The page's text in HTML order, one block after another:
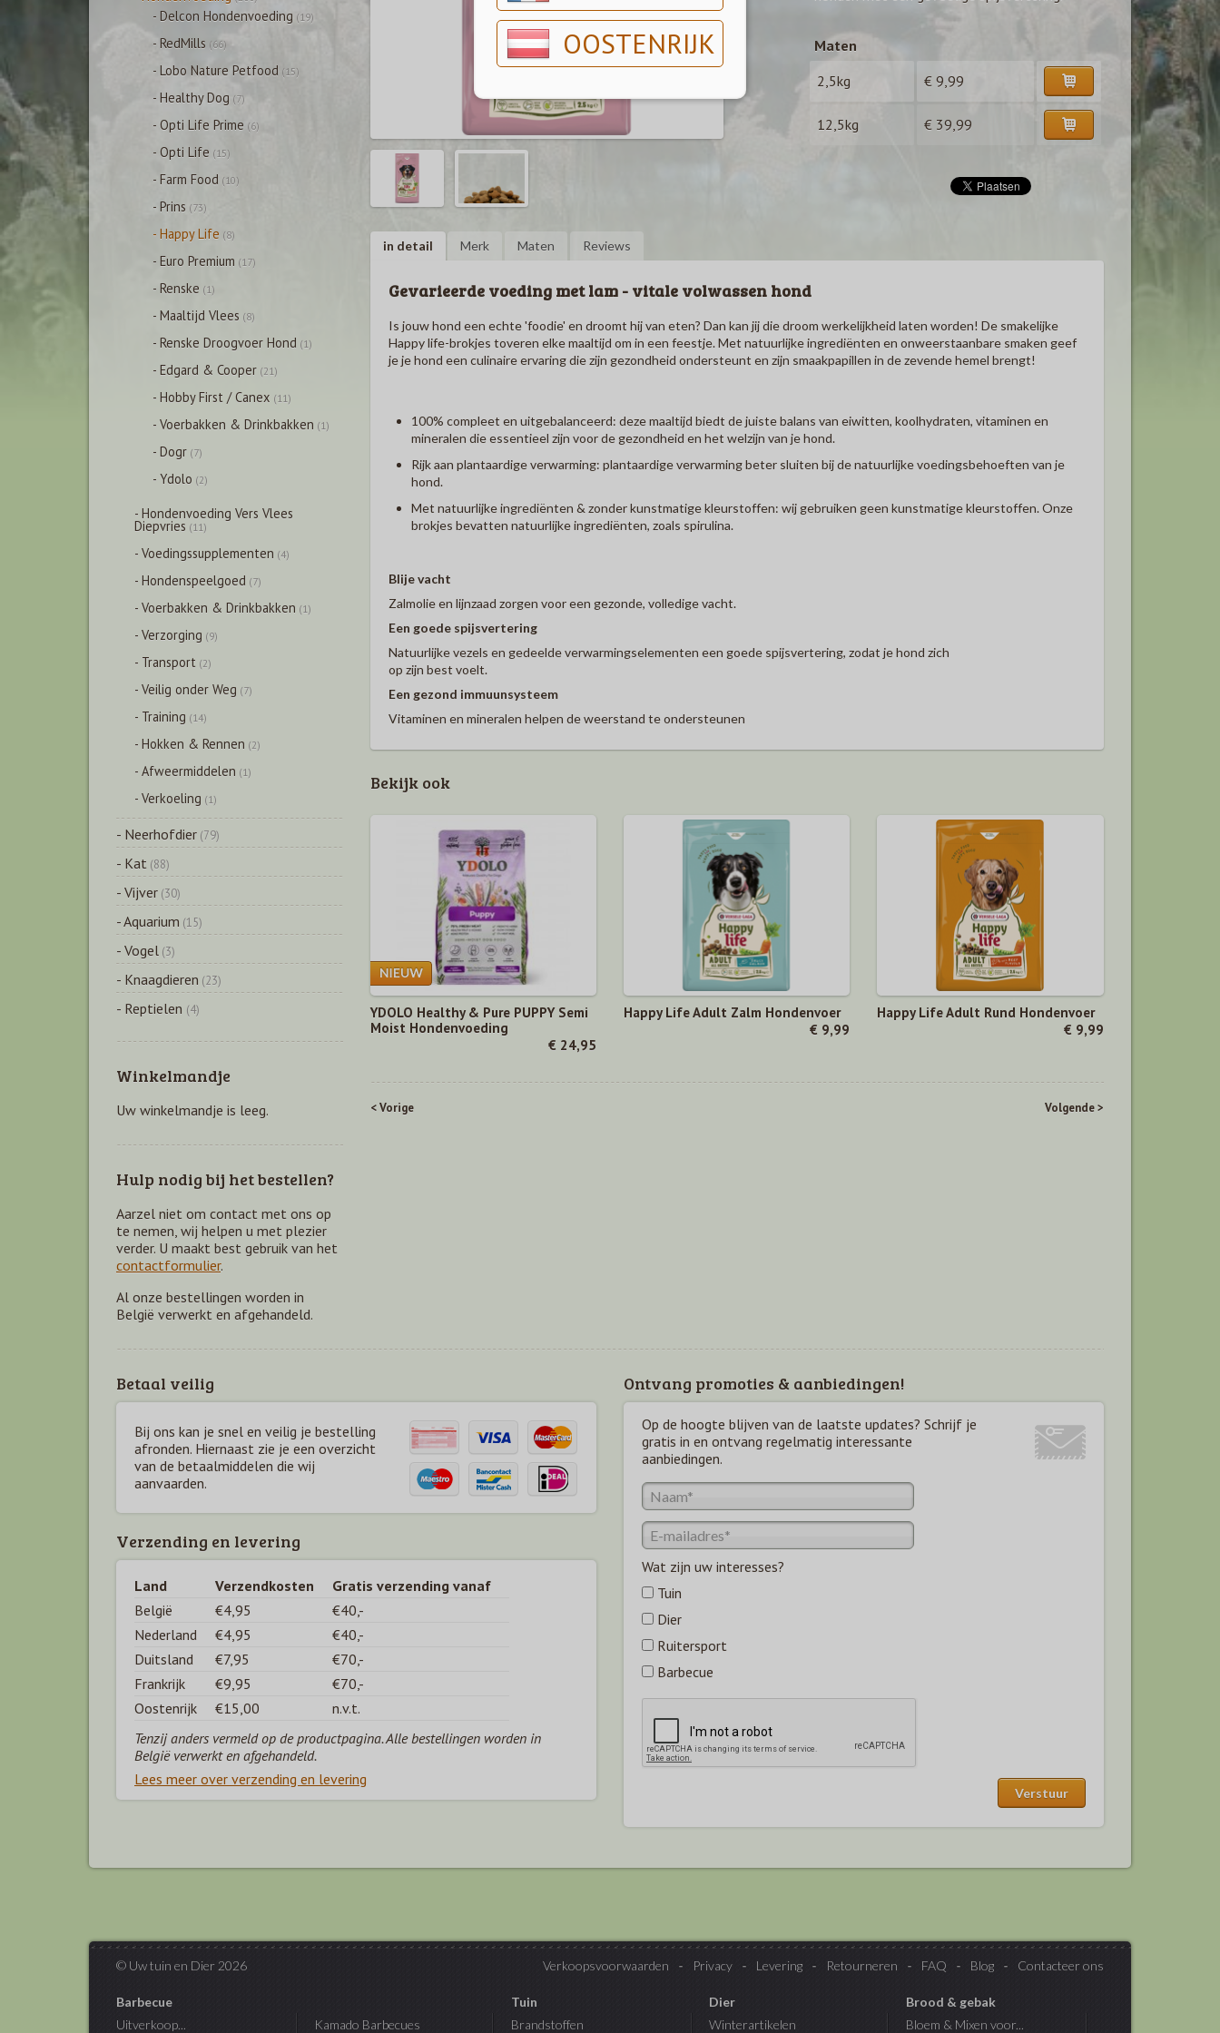
OOSTENRIJK
Maten
2,5kg
€ 9,99
12,5kg € 39,99
in detail Merk Maten Reviews
Gevarieerde voeding met lam - vitale volwassen hond
Is jouw hond een echte 'foodie' en droomt hij van eten? Dan kan jij die droom werkelijkheid laten worden! De smakelijke
Happy life-brokjes toveren elke maaltijd om in een feestje. Met natuurlijke ingrediënten en onweerstaanbare smaken geef
je je hond een culinaire ervaring die zijn gezondheid ondersteunt en zijn smaakpapillen in de zevende hemel brengt!
100% compleet en uitgebalanceerd: deze maaltijd biedt de juiste balans van eiwitten, koolhydraten, vitaminen en
mineralen die essentieel zijn voor de gezondheid en het welzijn van je hond.
Rijk aan plantaardige verwarming: plantaardige verwarming beter sluiten bij de natuurlijke voedingsbehoeften van je
hond.
Met natuurlijke ingrediënten & zonder kunstmatige kleurstoffen: wij gebruiken geen kunstmatige kleurstoffen. Onze
brokjes bevatten natuurlijke ingrediënten, zoals spirulina.
Blije vacht
Zalmolie en lijnzaad zorgen voor een gezonde, volledige vacht.
Een goede spijsvertering
Natuurlijke vezels en gedeelde verwarmingselementen een goede spijsvertering, zodat je hond zich
op zijn best voelt.
Een gezond immuunsysteem
Vitaminen en mineralen helpen de weerstand te ondersteunen
Bekijk ook
YDOLO Healthy & Pure PUPPY Semi
Moist Hondenvoeding
€ 24,95
Happy Life Adult Zalm Hondenvoer
€ 9,99
Happy Life Adult Rund Hondenvoer
€ 9,99
< Vorige Volgende >
- Delcon Hondenvoeding (19)
- RedMills (66)
- Lobo Nature Petfood (15)
- Healthy Dog (7)
- Opti Life Prime (6)
- Opti Life (15)
- Farm Food (10)
- Prins (73)
- Happy Life (8)
- Euro Premium (17)
- Renske (1)
- Maaltijd Vlees (8)
- Renske Droogvoer Hond (1)
- Edgard & Cooper (21)
- Hobby First / Canex (11)
- Voerbakken & Drinkbakken (1)
- Dogr (7)
- Ydolo (2)
- Hondenvoeding Vers Vlees
Diepvries (11)
- Voedingssupplementen (4)
- Hondenspeelgoed (7)
- Voerbakken & Drinkbakken (1)
- Verzorging (9)
- Transport (2)
- Veilig onder Weg (7)
- Training (14)
- Hokken & Rennen (2)
- Afweermiddelen (1)
- Verkoeling (1)
- Neerhofdier (79)
- Kat (88)
- Vijver (30)
- Aquarium (15)
- Vogel (3)
- Knaagdieren (23)
- Reptielen (4)
Winkelmandje
Uw winkelmandje is leeg.
Hulp nodig bij het bestellen?
Aarzel niet om contact met ons op
te nemen, wij helpen u met plezier
verder. U maakt best gebruik van het
contactformulier.
Al onze bestellingen worden in
België verwerkt en afgehandeld.
Betaal veilig
Bij ons kan je snel en veilig je bestelling
afronden. Hiernaast zie je een overzicht
van de betaalmiddelen die wij
aanvaarden.
Ontvang promoties & aanbiedingen!
Op de hoogte blijven van de laatste updates? Schrijf je
gratis in en ontvang regelmatig interessante
aanbiedingen.
Wat zijn uw interesses?
Tuin
Dier
Ruitersport
Barbecue
Verzending en levering
Land Verzendkosten
Gratis verzending vanaf
België
€4,95
€40,-
Nederland
€4,95
€40,-
Duitsland
€7,95
€70,-
Frankrijk
€9,95
€70,-
Oostenrijk
€15,00
n.v.t.
Tenzij anders vermeld op de productpagina. Alle bestellingen worden in
België verwerkt en afgehandeld.
Lees meer over verzending en levering
© Uw tuin en Dier 2026 Verkoopsvoorwaarden Privacy Levering Retourneren FAQ Blog Contacteer ons
Barbecue
Uitverkoop...
Kamado Barbecues
Tuin
Brandstoffen
Dier
Winterartikelen
Brood & gebak
Bloem & Mixen voor...